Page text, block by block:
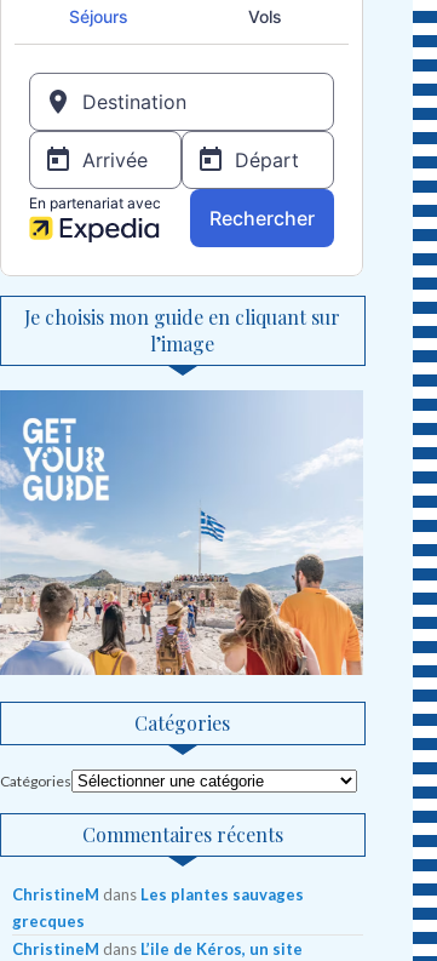
Je choisis mon guide en cliquant sur
l’image
Catégories
Catégories
Commentaires récents
ChristineM dans Les plantes sauvages
grecques
ChristineM dans L’ile de Kéros, un site